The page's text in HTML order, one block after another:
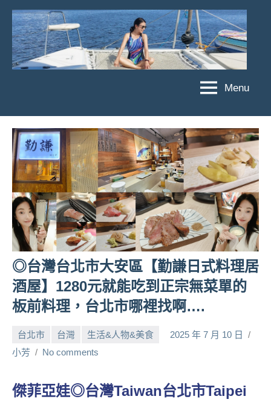
Skip
content
菲
亞
娃
JEFFIA
FANG
亞
娃
粉
絲
團、
主
題
旅
遊、
達
人
帶
路、
遊
節
來
賓、
Menu
◎台灣台北市大安區【勤謙日式料理居
酒屋】1280元就能吃到正宗無菜單的
板前料理，台北市哪裡找啊….
台北市 台灣 生活&人物&美食
2025 年 7 月 10 日
小芳
No comments
傑菲亞娃◎台灣Taiwan台北市Taipei